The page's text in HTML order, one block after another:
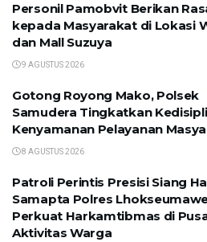
Personil Pamobvit Berikan
kepada Masyarakat di Lokasi
dan Mall Suzuya
9 AGUSTUS 2026
Gotong Royong Mako, Polsek
Samudera Tingkatkan
Kenyamanan Pelayanan
8 AGUSTUS 2026
Patroli Perintis Presisi Siang
Samapta Polres
Perkuat Harkamtibmas di
Aktivitas Warga